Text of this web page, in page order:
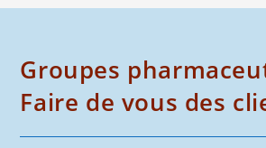
Groupes
Faire de vous des